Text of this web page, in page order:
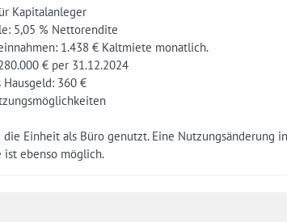
Kapitalanleger
5,05 % Nettorendite
1.438 € Kaltmiete monatlich.
€ per 31.12.2024
360 €
Einheit als Büro genutzt. Eine Nutzungsänderung
ist ebenso möglich.